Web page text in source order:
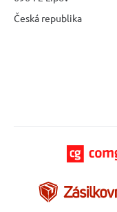
Česká republika